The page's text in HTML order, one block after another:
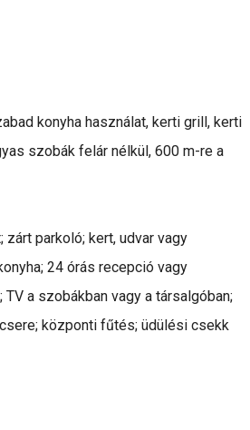
konyha használat, kerti grill, kerti
szobák felár nélkül, 600 m-re a
parkoló; kert, udvar vagy
24 órás recepció vagy
a szobákban vagy a társalgóban;
központi fűtés; üdülési csekk